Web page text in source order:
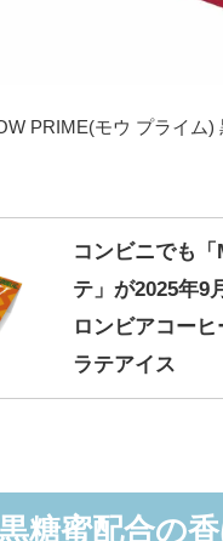
PRIME(モウ プライム
コンビニでも
テ」が2025年9
ロンビアコー
ラテアイス